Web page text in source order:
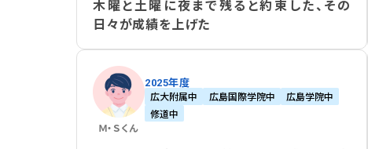
木曜と土曜に夜まで残ると約束した、その
日々が成績を上げた
Ｍ・Ｓくん
2025年度
広大附属中 広島国際学院中
広島学院中
修道中